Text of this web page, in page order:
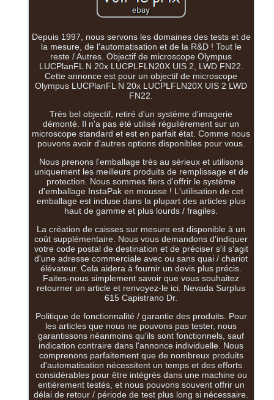
Depuis 1997, nous servons les domaines des tests et de
la mesure, de l'automatisation et de la R&D ! Tout le
reste / Autres. Objectif de microscope Olympus
LUCPlanFL N 20x LUCPLFLN20X UIS 2, LWD FN22.
Cette annonce est pour un objectif de microscope
Olympus LUCPlanFL N 20x LUCPLFLN20X UIS 2 LWD
FN22.
Très bel objectif, retiré d'un système d'imagerie
démonté. Il n'a pas été utilisé régulièrement sur un
microscope standard et est en parfait état. Comme nous
pouvons avoir d'autres options disponibles pour vous.
Nous prenons l'emballage très au sérieux et utilisons
uniquement les meilleurs produits de remplissage et de
protection. Nous sommes fiers d'offrir le système
d'emballage InstaPak en mousse ! L'utilisation de cet
emballage est incluse dans la plupart des articles plus
haut de gamme et plus lourds / fragiles.
La création de caisses sur mesure est disponible à un
coût supplémentaire. Nous vous demandons d'indiquer
votre code postal de destination et de préciser s'il s'agit
d'une adresse commerciale avec ou sans quai / chariot
élévateur. Cela aidera à fournir un devis plus précis.
Faites-nous simplement savoir que vous souhaitez
retourner un article et renvoyez-le ici. Nevada Surplus
615 Capistrano Dr.
Politique de fonctionnalité / garantie des produits. Pour
les articles que nous ne pouvons pas tester, nous
garantissons néanmoins qu'ils sont fonctionnels, sauf
indication contraire dans l'annonce individuelle. Nous
comprenons parfaitement que de nombreux produits
d'automatisation nécessitent un temps et des efforts
considérables pour être intégrés dans une machine ou
entièrement testés, et nous pouvons souvent offrir un
délai de retour / période de test plus long si nécessaire.